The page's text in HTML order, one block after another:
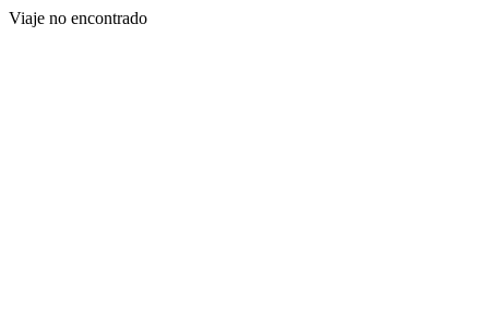
Viaje no encontrado